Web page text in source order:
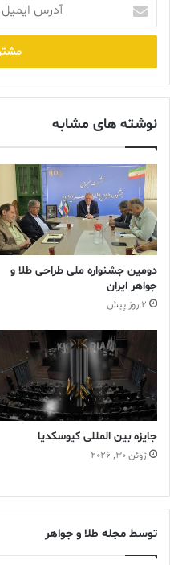
منبع: تجارت نیوز
ارز دیجیتال استخراج
ایمیل
خود
وارد
کنید
نوشته های مشابه
دومین جشنواره ملی طراحی طلا و
جواهر ایران
2 روز پیش
جایزه بین المللی کیوسکدیا
ژوئن 30, 2026
توسط مجله طلا و جواهر